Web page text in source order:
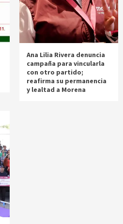
Ana Lilia Rivera denuncia
campaña para vincularla
con otro partido;
reafirma su permanencia
y lealtad a Morena